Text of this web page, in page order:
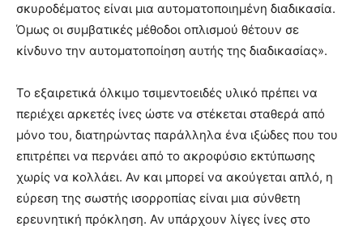
σκυροδέματος είναι μια αυτοματοποιημένη διαδικασία.
Όμως οι συμβατικές μέθοδοι οπλισμού θέτουν σε
κίνδυνο την αυτοματοποίηση αυτής της διαδικασίας».
Το εξαιρετικά όλκιμο τσιμεντοειδές υλικό πρέπει να
περιέχει αρκετές ίνες ώστε να στέκεται σταθερά από
μόνο του, διατηρώντας παράλληλα ένα ιξώδες που του
επιτρέπει να περνάει από το ακροφύσιο εκτύπωσης
χωρίς να κολλάει. Αν και μπορεί να ακούγεται απλό, η
εύρεση της σωστής ισορροπίας είναι μια σύνθετη
ερευνητική πρόκληση. Αν υπάρχουν λίγες ίνες στο